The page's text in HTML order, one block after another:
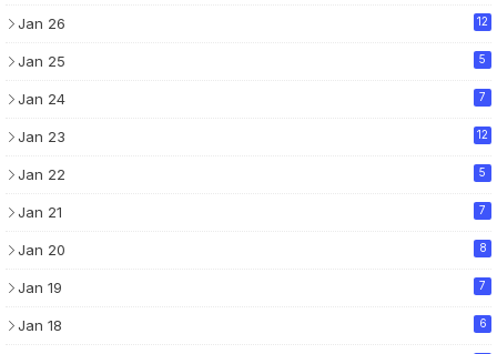
Jan 26 12
Jan 25 5
Jan 24 7
Jan 23 12
Jan 22 5
Jan 21 7
Jan 20 8
Jan 19 7
Jan 18 6